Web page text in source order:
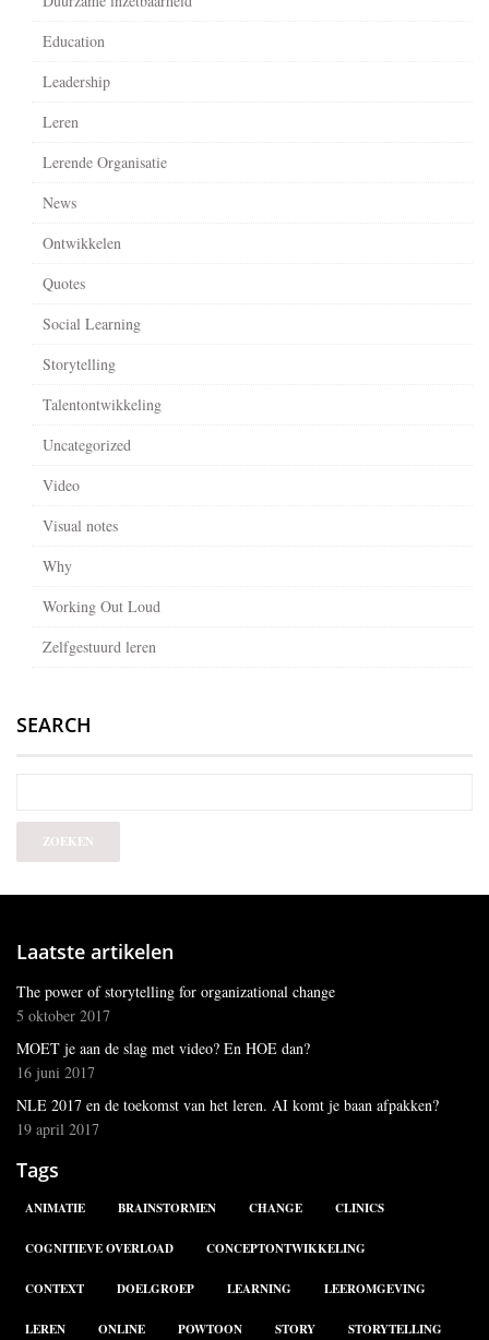
Education
Leadership
Leren
Lerende Organisatie
News
Ontwikkelen
Quotes
Social Learning
Storytelling
Talentontwikkeling
Uncategorized
Video
Visual notes
Why
Working Out Loud
Zelfgestuurd leren
SEARCH
Laatste artikelen
The power of storytelling for organizational change
5 oktober 2017
MOET je aan de slag met video? En HOE dan?
16 juni 2017
NLE 2017 en de toekomst van het leren. AI komt je baan afpakken?
19 april 2017
Tags
ANIMATIE BRAINSTORMEN CHANGE CLINICS
COGNITIEVE OVERLOAD CONCEPTONTWIKKELING
CONTEXT DOELGROEP LEARNING LEEROMGEVING
LEREN ONLINE POWTOON STORY STORYTELLING